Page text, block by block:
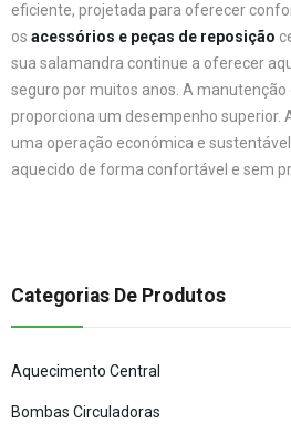
eficiente, projetada para oferecer
os acessórios e peças de reposição
sua salamandra continue a oferecer
seguro por muitos anos. A manutenção
proporciona um desempenho superior.
uma operação económica e
aquecido de forma confortável e sem
Categorias De Produtos
Aquecimento Central
Bombas Circuladoras